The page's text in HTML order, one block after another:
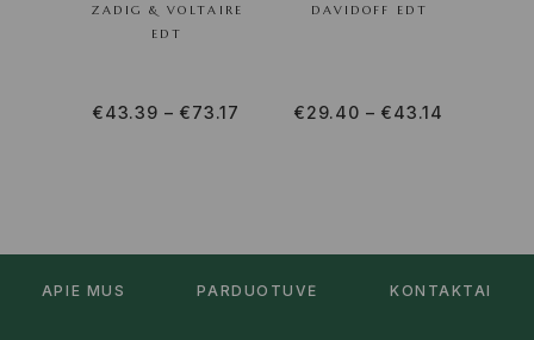
ZADIG & VOLTAIRE
EDT
€43.39 – €73.17
DAVIDOFF EDT
€29.40 – €43.14
APIE MUS PARDUOTUVĖ KONTAKTAI